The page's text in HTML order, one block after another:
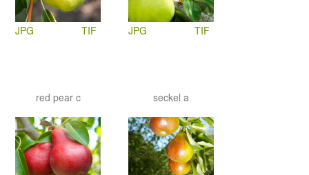
JPG TIF JPG TIF
red pear c seckel a